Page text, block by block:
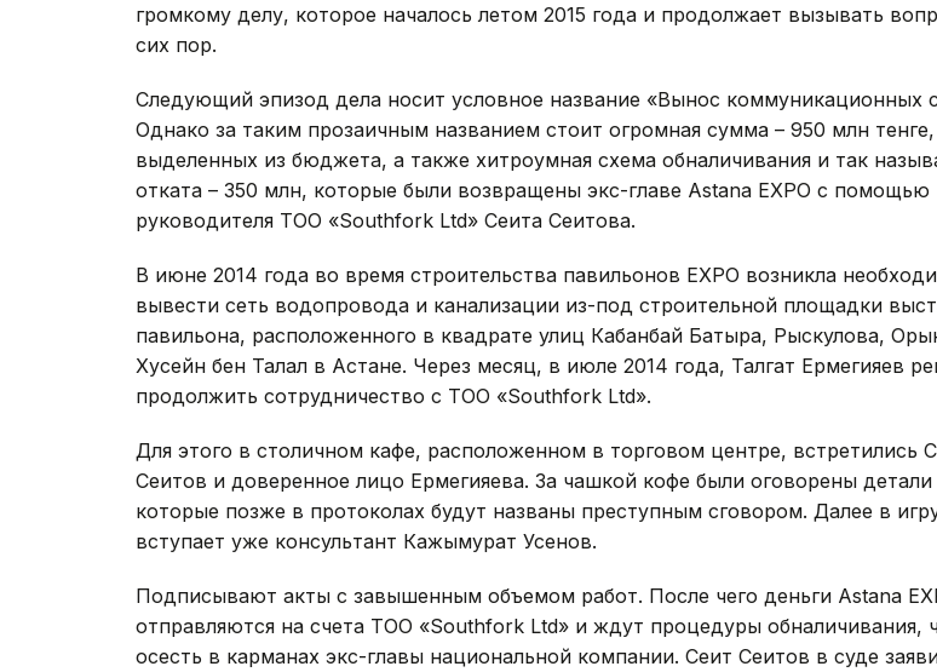
громкому делу, которое началось летом 2015 года и продолжает вызывать
сих пор.
Следующий эпизод дела носит условное название «Вынос коммуникационных
Однако за таким прозаичным названием стоит огромная сумма – 950 млн тенге,
выделенных из бюджета, а также хитроумная схема обналичивания и так
отката – 350 млн, которые были возвращены экс-главе Astana EXPO с помощью
руководителя ТОО «Southfork Ltd» Сеита Сеитова.
В июне 2014 года во время строительства павильонов EXPO возникла
вывести сеть водопровода и канализации из-под строительной площадки
павильона, расположенного в квадрате улиц Кабанбай Батыра, Рыскулова,
Хусейн бен Талал в Астане. Через месяц, в июле 2014 года, Талгат Ермегияев
продолжить сотрудничество с ТОО «Southfork Ltd».
Для этого в столичном кафе, расположенном в торговом центре, встретились
Сеитов и доверенное лицо Ермегияева. За чашкой кофе были оговорены детали
которые позже в протоколах будут названы преступным сговором. Далее в
вступает уже консультант Кажымурат Усенов.
Подписывают акты с завышенным объемом работ. После чего деньги Astana
отправляются на счета ТОО «Southfork Ltd» и ждут процедуры обналичивания,
осесть в карманах экс-главы национальной компании. Сеит Сеитов в суде